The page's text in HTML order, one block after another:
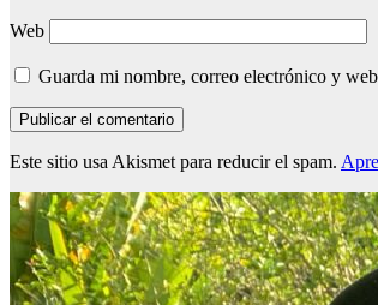
Web
Guarda mi nombre, correo electrónico y
Este sitio usa Akismet para reducir el spam.